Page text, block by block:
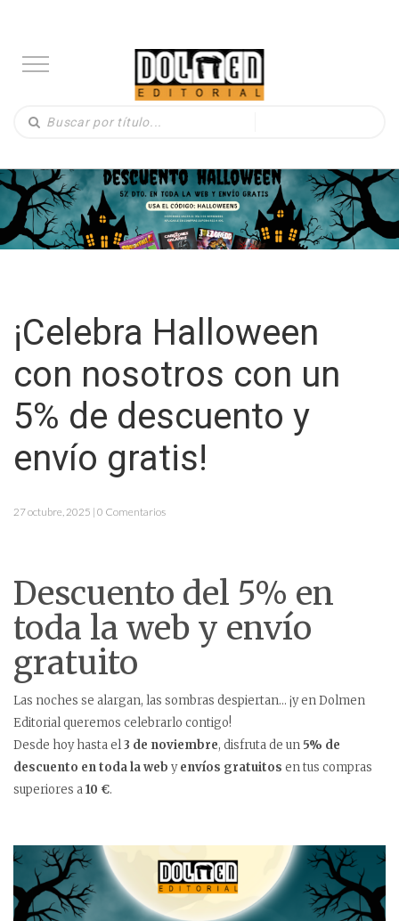
¡Celebra Halloween
con nosotros con un
5% de descuento y
envío gratis!
27 octubre, 2025 | 0 Comentarios
Descuento del 5% en
toda la web y envío
gratuito
Las noches se alargan, las sombras despiertan… ¡y en Dolmen
Editorial queremos celebrarlo contigo!
Desde hoy hasta el3 de noviembre, disfruta de un 5% de
descuento en toda la web yenvíos gratuitos en tus compras
superiores a10 €.